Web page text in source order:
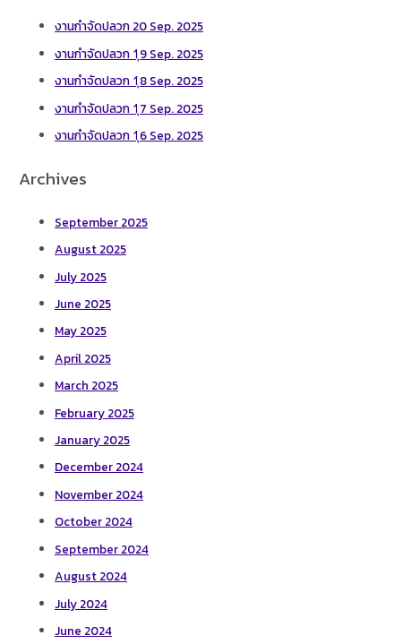
งานกำจัดปลวก 20 Sep. 2025
งานกำจัดปลวก 1ุ9 Sep. 2025
งานกำจัดปลวก 1ุ8 Sep. 2025
งานกำจัดปลวก 1ุ7 Sep. 2025
งานกำจัดปลวก 1ุ6 Sep. 2025
Archives
September 2025
August 2025
July 2025
June 2025
May 2025
April 2025
March 2025
February 2025
January 2025
December 2024
November 2024
October 2024
September 2024
August 2024
July 2024
June 2024